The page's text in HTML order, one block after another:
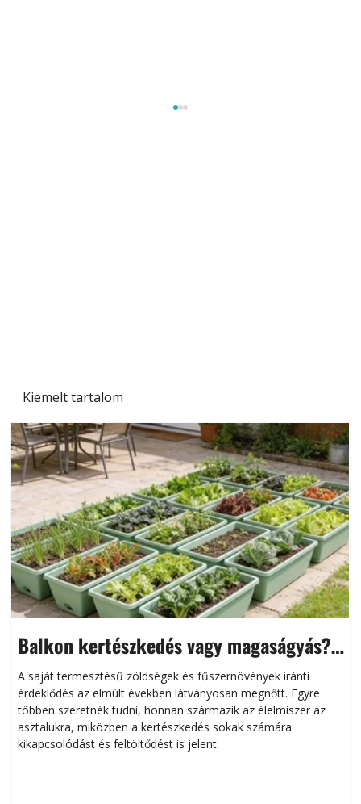
Kiemelt tartalom
Balkon kertészkedés vagy magaságyás?
Helytakarékos kertészkedés
A saját termesztésű zöldségek és fűszernövények iránti
érdeklődés az elmúlt években látványosan megnőtt. Egyre
többen szeretnék tudni, honnan származik az élelmiszer az
asztalukra, miközben a kertészkedés sokak számára
kikapcsolódást és feltöltődést is jelent.